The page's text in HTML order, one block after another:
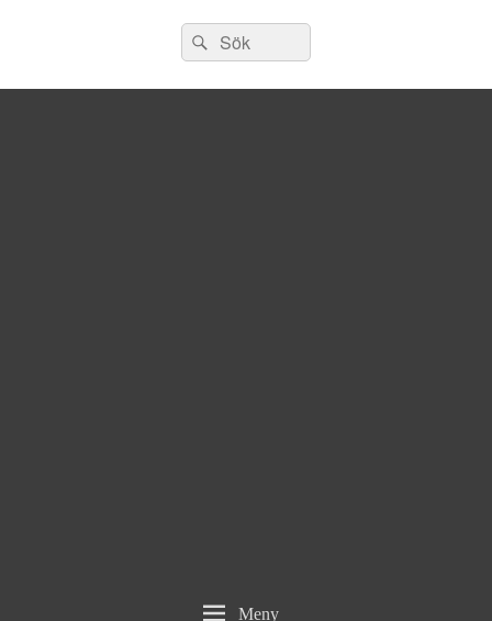
Sök
efter:
Sök
Meny